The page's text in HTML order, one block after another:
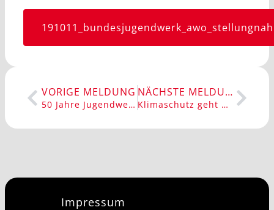
VORIGE MELDUNG
50 Jahre Jugendwerk, 100 Jahre AWO Feier in Dortmund
NÄCHSTE MELDUNG
Klimaschutz geht uns alle etwas an!
Impressum